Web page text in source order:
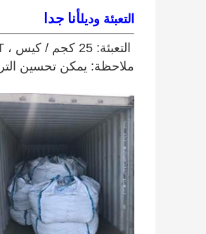
التعبئة وديلأنا جدا
التعبئة: 25 كجم / كيس ، 1MT / كيس أو حسب متطلباتك.
ملاحظة: يمكن تحسين